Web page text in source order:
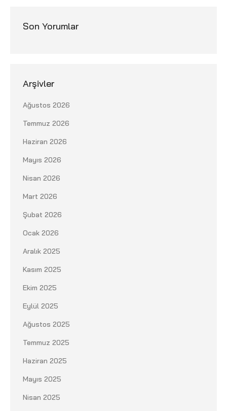
Son Yorumlar
Arşivler
Ağustos 2026
Temmuz 2026
Haziran 2026
Mayıs 2026
Nisan 2026
Mart 2026
Şubat 2026
Ocak 2026
Aralık 2025
Kasım 2025
Ekim 2025
Eylül 2025
Ağustos 2025
Temmuz 2025
Haziran 2025
Mayıs 2025
Nisan 2025